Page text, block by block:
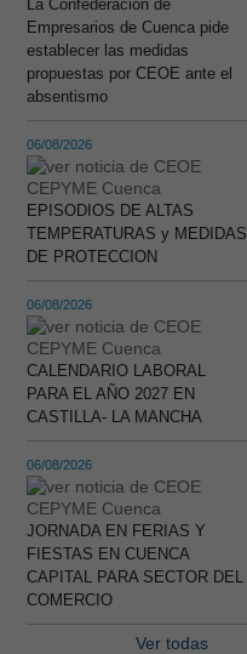
La Confederación de
Empresarios de Cuenca pide
establecer las medidas
propuestas por CEOE ante el
absentismo
06/08/2026
EPISODIOS DE ALTAS
TEMPERATURAS y MEDIDAS
DE PROTECCION
06/08/2026
CALENDARIO LABORAL
PARA EL AÑO 2027 EN
CASTILLA- LA MANCHA
06/08/2026
JORNADA EN FERIAS Y
FIESTAS EN CUENCA
CAPITAL PARA SECTOR DEL
COMERCIO
Ver todas